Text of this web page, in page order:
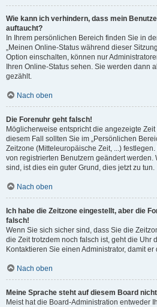
Wie kann ich verhindern, dass mein
auftaucht?
In Ihrem persönlichen Bereich finden Sie in
„Meinen Online-Status während dieser
Option einschalten, können nur
Ihren Online-Status sehen. Sie werden dann
gezählt.
Nach oben
Die Forenuhr geht falsch!
Möglicherweise entspricht die angezeigte
diesem Fall sollten Sie im „Persönlichen
Zeitzone (Mitteleuropäische Zeit, ...)
von registrierten Benutzern geändert werden.
sind, ist dies ein guter Grund, dies jetzt zu tun.
Nach oben
Ich habe die Zeitzone eingestellt, aber die
falsch!
Wenn Sie sich sicher sind, dass Sie die
die Zeit trotzdem noch falsch ist, geht die Uhr
Kontaktieren Sie einen Administrator, damit
Nach oben
Meine Sprache steht auf diesem Board
Meist hat die Board-Administration entweder